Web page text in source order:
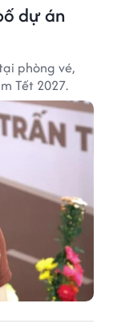
dự án
phòng vé,
Tết 2027.